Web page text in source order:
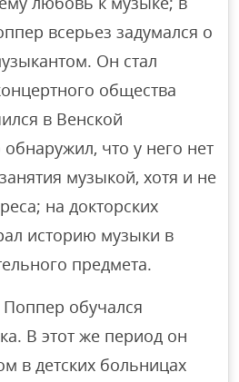
всерьез задумался о
Он стал
общества
в Венской
что у него нет
музыкой, хотя и не
на докторских
историю музыки в
предмета.
обучался
В этот же период он
в детских больницах